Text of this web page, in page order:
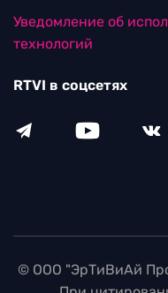
Уведомление об
технологий
RTVI в соцсетях
© ООО "ЭрТиВиАй